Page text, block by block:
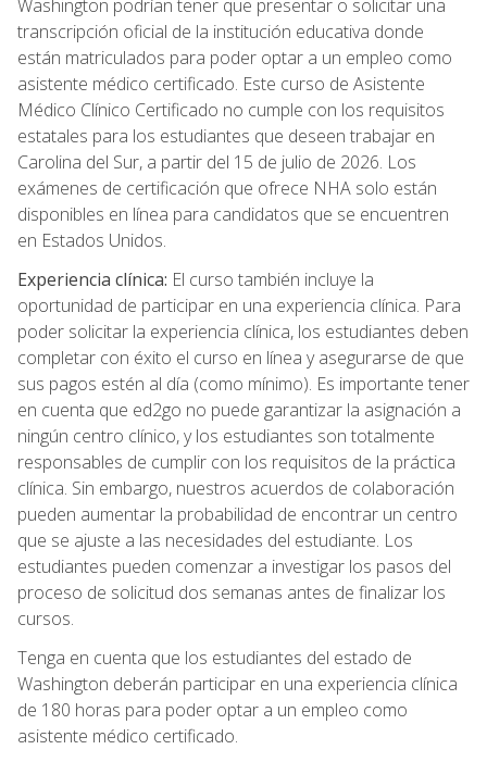
Washington podrían tener que presentar o solicitar una
transcripción oficial de la institución educativa donde
están matriculados para poder optar a un empleo como
asistente médico certificado. Este curso de Asistente
Médico Clínico Certificado no cumple con los requisitos
estatales para los estudiantes que deseen trabajar en
Carolina del Sur, a partir del 15 de julio de 2026. Los
exámenes de certificación que ofrece NHA solo están
disponibles en línea para candidatos que se encuentren
en Estados Unidos.
Experiencia clínica: El curso también incluye la
oportunidad de participar en una experiencia clínica. Para
poder solicitar la experiencia clínica, los estudiantes deben
completar con éxito el curso en línea y asegurarse de que
sus pagos estén al día (como mínimo). Es importante tener
en cuenta que ed2go no puede garantizar la asignación a
ningún centro clínico, y los estudiantes son totalmente
responsables de cumplir con los requisitos de la práctica
clínica. Sin embargo, nuestros acuerdos de colaboración
pueden aumentar la probabilidad de encontrar un centro
que se ajuste a las necesidades del estudiante. Los
estudiantes pueden comenzar a investigar los pasos del
proceso de solicitud dos semanas antes de finalizar los
cursos.
Tenga en cuenta que los estudiantes del estado de
Washington deberán participar en una experiencia clínica
de 180 horas para poder optar a un empleo como
asistente médico certificado.